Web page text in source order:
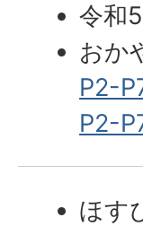
令和
おか
P2-
P2-
ほす